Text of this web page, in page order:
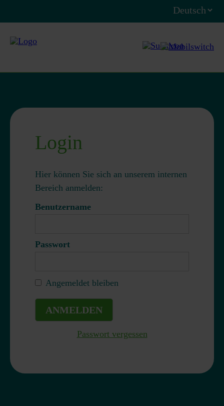
Login
Hier können Sie sich an unserem internen
Bereich anmelden:
Benutzername
Passwort
Angemeldet bleiben
ANMELDEN
Passwort vergessen